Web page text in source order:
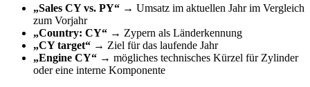
„Sales CY vs. PY“ → Umsatz im aktuellen Jahr im Vergleich
zum Vorjahr
„Country: CY“ → Zypern als Länderkennung
„CY target“ → Ziel für das laufende Jahr
„Engine CY“ → mögliches technisches Kürzel für Zylinder
oder eine interne Komponente